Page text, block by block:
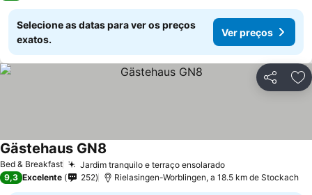
Selecione as datas para ver os preços
exatos.
Ver preços
Partilhar
Bed & Breakfast Jardim tranquilo e terraço ensolaradoVer preços
Gästehaus GN8
9,3 Excelente 252 Rielasingen-Worblingen, a 18.5 km de Stockach